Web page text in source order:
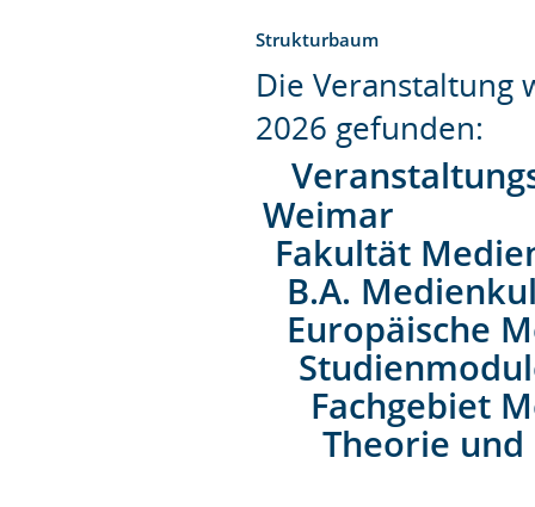
Strukturbaum
Die Veranstaltung
2026 gefunden:
Weimar
Fakultät
B.A.
Europäische
Fachgebiet
Theorie und